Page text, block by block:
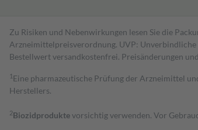
Zu Risiken und Nebenwirkungen lesen Sie die
Arzneimittelpreisverordnung. UVP: Unverbindliche
Bestell­wert versand­kosten­frei. Preisänderungen
1 Eine pharmazeutische Prüfung der Arzneimittel
Herstellers.
2Biozidproduktevorsichtig verwenden. Vor